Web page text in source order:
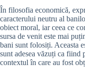
În filosofia economică,
caracterului neutru al
obiect moral, iar ceea ce
sursa de venit este mai
bani sunt folosiți. Aceasta
sunt adesea văzuți ca
contextul în care au fost